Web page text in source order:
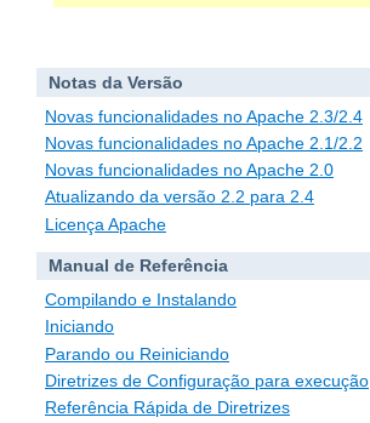
Notas da Versão
Novas funcionalidades no Apache 2.3/2.4
Novas funcionalidades no Apache 2.1/2.2
Novas funcionalidades no Apache 2.0
Atualizando da versão 2.2 para 2.4
Licença Apache
Manual de Referência
Compilando e Instalando
Iniciando
Parando ou Reiniciando
Diretrizes de Configuração para execução
Referência Rápida de Diretrizes